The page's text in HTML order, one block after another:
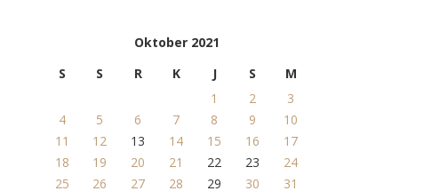
Oktober 2021
S
S R K J S
M
1
2
3
4
5 6 7 8 9
10
11
12 13 14 15 16
17
18
19 20 21 22 23
24
25
26 27 28 29 30 31